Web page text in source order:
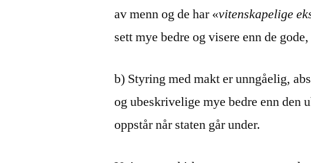
av menn og de har «vitenskapelige
sett mye bedre og visere enn de
b) Styring med makt er unngåelig,
og ubeskrivelige mye bedre enn den
oppstår når staten går under.